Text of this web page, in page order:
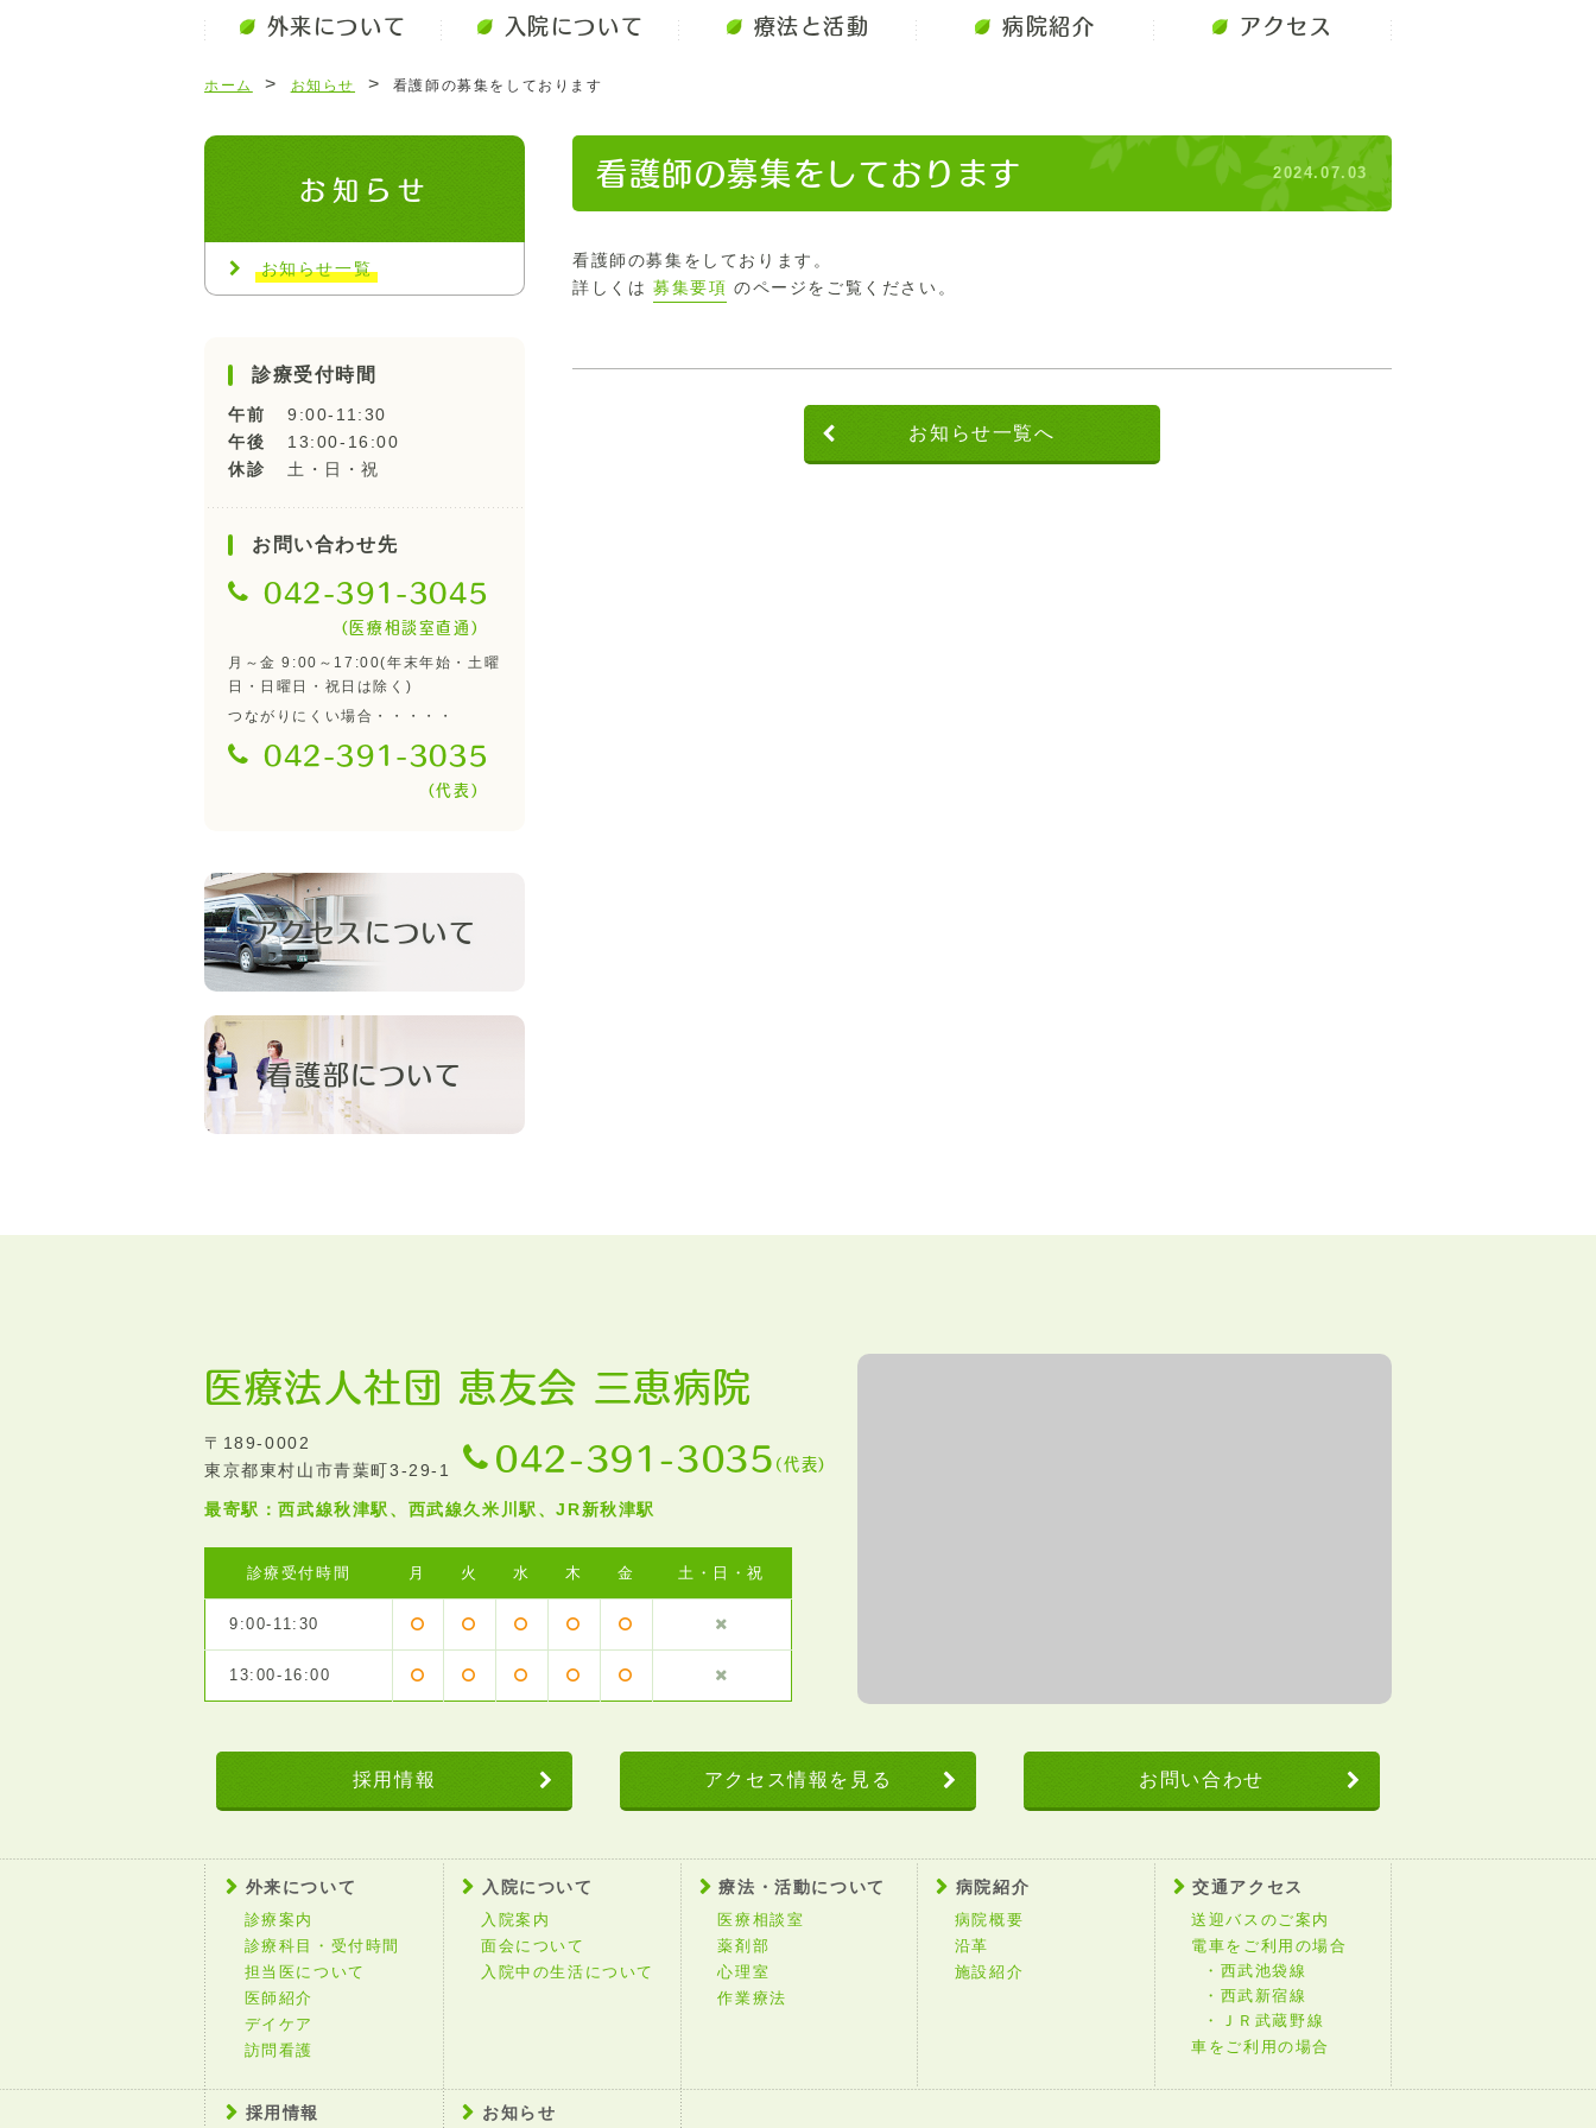
外来について 入院について 療法と活動 病院紹介 アクセス
ホーム > お知らせ > 看護師の募集をしております
お知らせ
お知らせ一覧
診療受付時間
午前
9:00-11:30
午後
13:00-16:00
休診
土・日・祝
お問い合わせ先
042-391-3045
（医療相談室直通）
月～金 9:00～17:00(年末年始・土曜
日・日曜日・祝日は除く)
つながりにくい場合・・・・・
042-391-3035
（代表）
アクセスについて
看護部について
看護師の募集をしております 2024.07.03
看護師の募集をしております。
詳しくは 募集要項 のページをご覧ください。
お知らせ一覧へ
医療法人社団 恵友会 三恵病院
〒189-0002
東京都東村山市青葉町3-29-1
042-391-3035 （代表）
最寄駅：西武線秋津駅、西武線久米川駅、JR新秋津駅
診療受付時間 月 火 水 木 金 土・日・祝
9:00-11:30
13:00-16:00
採用情報 アクセス情報を見る お問い合わせ
外来について
診療案内
診療科目・受付時間
担当医について
医師紹介
デイケア
訪問看護
入院について
入院案内
面会について
入院中の生活について
療法・活動について
医療相談室
薬剤部
心理室
作業療法
病院紹介
病院概要
沿革
施設紹介
交通アクセス
送迎バスのご案内
電車をご利用の場合
西武池袋線
西武新宿線
ＪＲ武蔵野線
車をご利用の場合
採用情報 お知らせ